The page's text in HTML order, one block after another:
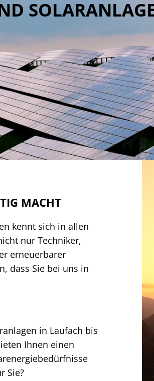
MACHT
kennt sich in allen
nur Techniker,
erneuerbarer
dass Sie bei uns in
in Laufach bis
Ihnen einen
Sie?